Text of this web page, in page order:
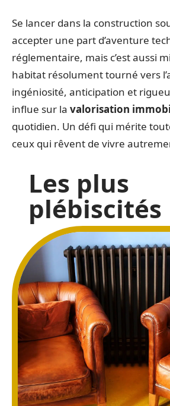
Se lancer dans la construction
accepter une part d’aventure
réglementaire, mais c’est aussi
habitat résolument tourné vers
ingéniosité, anticipation et
influe sur la valorisation
quotidien. Un défi qui mérite
ceux qui rêvent de vivre
Les plus
plébiscités